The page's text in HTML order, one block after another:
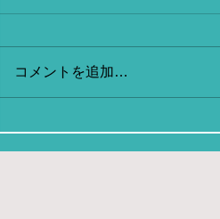
コメントを追加…